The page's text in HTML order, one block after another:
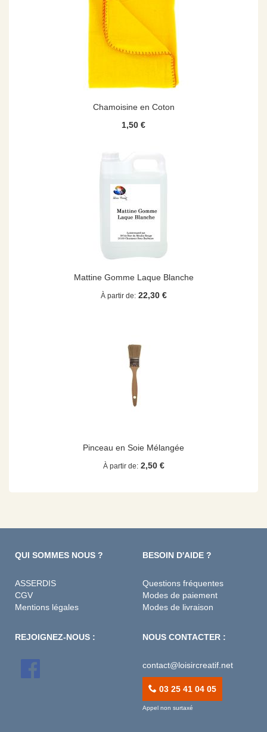
Chamoisine en Coton
1,50 €
Mattine Gomme Laque Blanche
À partir de 22,30 €
Pinceau en Soie Mélangée
À partir de 2,50 €
QUI SOMMES NOUS ?
ASSERDIS
CGV
Mentions légales
BESOIN D'AIDE ?
Questions fréquentes
Modes de paiement
Modes de livraison
REJOIGNEZ-NOUS : NOUS CONTACTER :
contact@loisircreatif.net
03 25 41 04 05
Appel non surtaxé